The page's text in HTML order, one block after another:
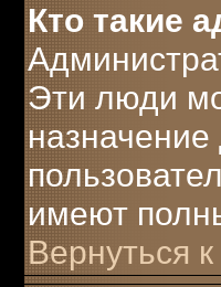
Кто такие
Эти люди
назначение
имеют
Вернуться